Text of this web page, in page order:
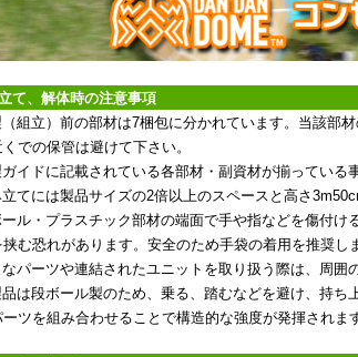
て、解体時の注意事項
組立）前の部材は7梱包に分かれています。当該部
での保管は避けて下さい。
イドに記載されている各部材・副資材が揃っている
てには製品サイズの2倍以上のスペースと高さ
ル・プラスチック部材の端面で手や指などを傷付
む恐れがあります。安全のため手袋の着用を推奨し
パーツや連結されたユニットを取り扱う際は、周囲
は段ボール製のため、乗る、踏むなどを避け、持
ツを組み合わせることで構造的な強度が発揮されます